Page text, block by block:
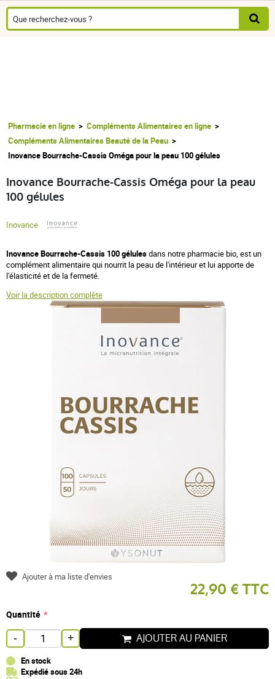
Pharmacie en ligne
Compléments Alimentaires en ligne
Compléments Alimentaires Beauté de la Peau
Inovance Bourrache-Cassis Oméga pour la peau 100 gélules
Inovance Bourrache-Cassis Oméga pour la peau
100 gélules
Inovance
Inovance Bourrache-Cassis 100 gélulesdans notre pharmacie bio, est un
complément alimentaire qui nourrit la peau de l'intérieur et lui apporte de
l'élasticité et de la fermeté.
Voir la description complète
22,90 € TTC
Quantité
- + AJOUTER AU PANIER
En stock
Expédié sous 24h
Ajouter à ma liste d'envies